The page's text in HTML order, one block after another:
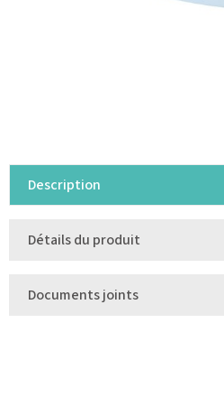
Description
Détails du produit
Documents joints